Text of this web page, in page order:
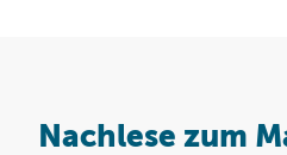
Nachlese zum